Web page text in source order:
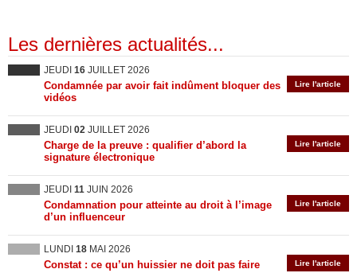
Les dernières actualités...
JEUDI 16 JUILLET 2026
Lire l'article
Condamnée par avoir fait indûment bloquer des
vidéos
JEUDI 02 JUILLET 2026
Lire l'article
Charge de la preuve : qualifier d’abord la
signature électronique
JEUDI 11 JUIN 2026
Lire l'article
Condamnation pour atteinte au droit à l’image
d’un influenceur
LUNDI 18 MAI 2026
Lire l'article
Constat : ce qu’un huissier ne doit pas faire